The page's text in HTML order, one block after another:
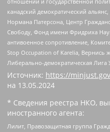
канадский демократический
Нормана Патерсона, Центр
Свободу, Фонд имени Фридриха
антивоенное сопротивление,
Stop Occupation of Karelia,
Либерально-демократическая Лига
Источник: https://
на 13.05.2024
* Сведения реестра НКО,
иностранного агента:
Лилит, Правозащитная группа